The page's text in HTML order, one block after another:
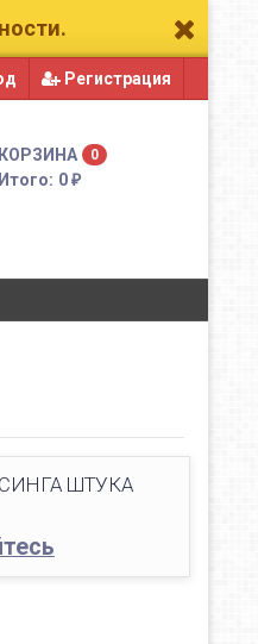
Регистрация
КОРЗИНА 0
Итого: 0 ₽
ШТУКА